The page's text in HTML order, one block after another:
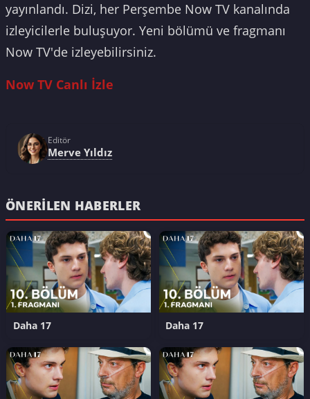
yayınlandı. Dizi, her Perşembe Now TV kanalında
izleyicilerle buluşuyor. Yeni bölümü ve fragmanı
Now TV'de izleyebilirsiniz.
Now TV Canlı İzle
Editör
Merve Yıldız
ÖNERILEN HABERLER
Daha 17 Daha 17